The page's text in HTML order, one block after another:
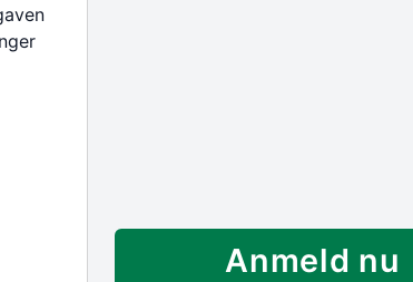
Anmeld nu